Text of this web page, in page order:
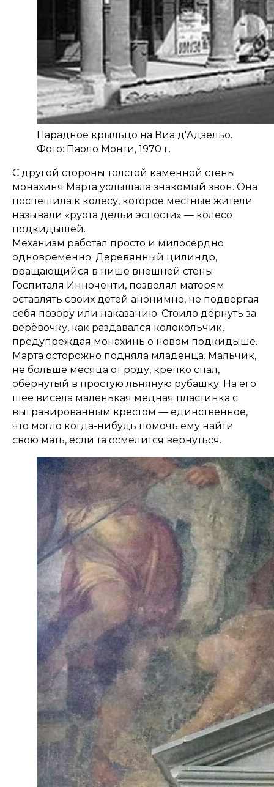
Парадное крыльцо на Виа д'Адзельо.
Фото: Паоло Монти, 1970 г.
С другой стороны толстой каменной стены
монахиня Марта услышала знакомый звон. Она
поспешила к колесу, которое местные жители
называли «руота дельи эспости» — колесо
подкидышей.
Механизм работал просто и милосердно
одновременно. Деревянный цилиндр,
вращающийся в нише внешней стены
Госпиталя Инноченти, позволял матерям
оставлять своих детей анонимно, не подвергая
себя позору или наказанию. Стоило дёрнуть за
верёвочку, как раздавался колокольчик,
предупреждая монахинь о новом подкидыше.
Марта осторожно подняла младенца. Мальчик,
не больше месяца от роду, крепко спал,
обёрнутый в простую льняную рубашку. На его
шее висела маленькая медная пластинка с
выгравированным крестом — единственное,
что могло когда-нибудь помочь ему найти
свою мать, если та осмелится вернуться.